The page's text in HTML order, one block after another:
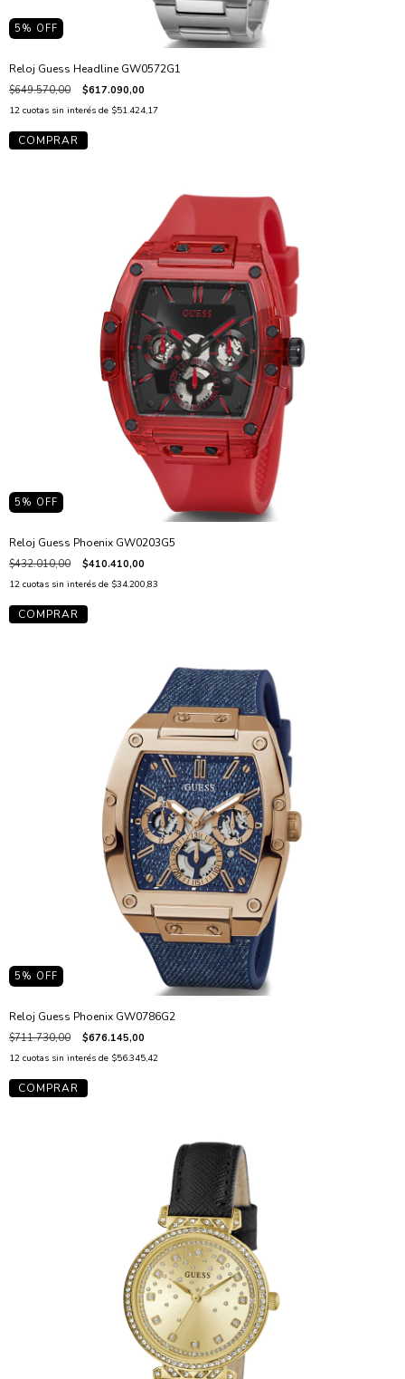
5 % OFF
Reloj Guess Headline GW0572G1
$649.570,00 $617.090,00
12 cuotas sin interés de $51.424,17
5 % OFF
Reloj Guess Phoenix GW0203G5
$432.010,00 $410.410,00
12 cuotas sin interés de $34.200,83
5 % OFF
Reloj Guess Phoenix GW0786G2
$711.730,00 $676.145,00
12 cuotas sin interés de $56.345,42